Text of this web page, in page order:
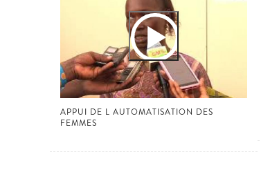
APPUI DE L AUTOMATISATION DES
FEMMES